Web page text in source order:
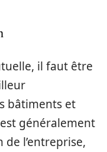
il faut être
bâtiments et
généralement
l’entreprise,